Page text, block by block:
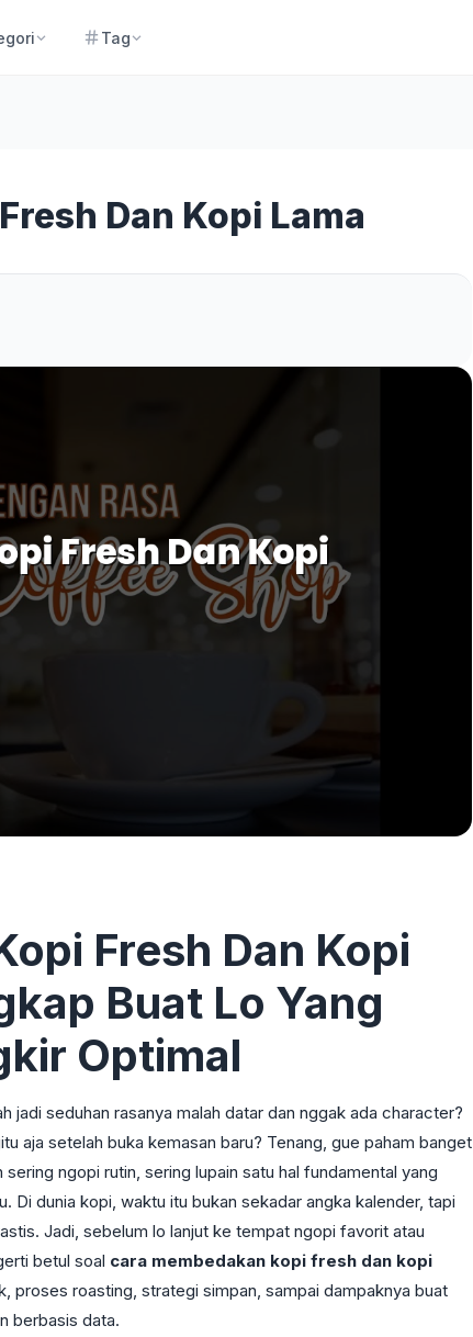
Tag
Dan Kopi Lama
Fresh Dan Kopi
Buat Lo Yang
Optimal
jadi seduhan rasanya malah datar dan nggak ada character?
aja setelah buka kemasan baru? Tenang, gue paham banget
ngopi rutin, sering lupain satu hal fundamental yang
dunia kopi, waktu itu bukan sekadar angka kalender, tapi
Jadi, sebelum lo lanjut ke tempat ngopi favorit atau
betul soal cara membedakan kopi fresh dan kopi
proses roasting, strategi simpan, sampai dampaknya buat
berbasis data.